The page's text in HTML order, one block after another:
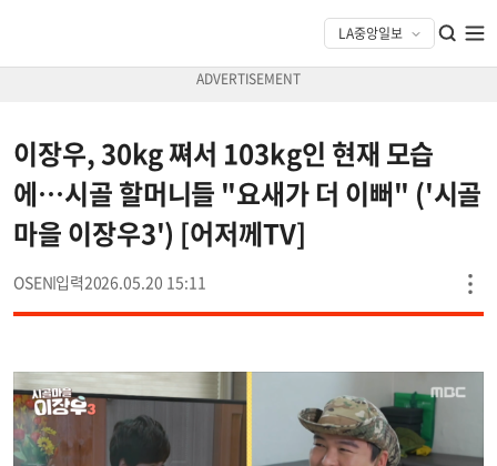
이장우, 30kg 쪄서 103kg인 현재 모습
에…시골 할머니들 "요새가 더 이뻐" ('시골
마을 이장우3') [어저께TV]
OSEN 2026.05.20 15:11